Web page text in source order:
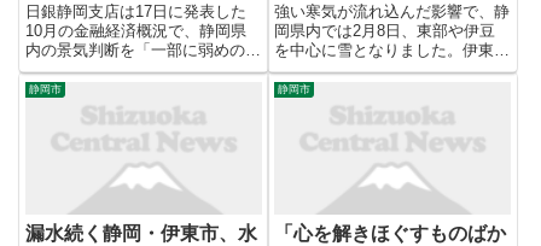
日銀静岡支店は17日に発表した
10月の金融経済概況で、静岡県
内の景気判断を「一部に弱めの動
きもみられるが緩やかに回復して
いる」と6カ月連続で据え置い
た。個人消費は節約志向が高まっ
ており、2021年5月以来の引き下
げになった。「賃金上昇が消費...
強い寒気が流れ込んだ影響で、静
岡県内では2月8日、東部や伊豆
を中心に雪となりました。伊東市
の国道では渋滞が発生し、約450
人が小学校などに避難しました。
早咲きの桜に降り積もる雪。 伊
東市では8日朝から雪がしんしん
と降り続け辺り一面真っ白に...
静岡市
漏水続く静岡・伊東市、水
静岡市
「心を解きほぐすものばか